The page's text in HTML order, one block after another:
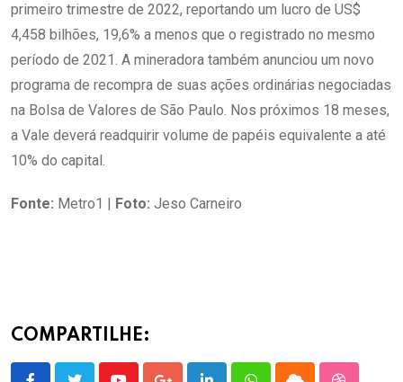
primeiro trimestre de 2022, reportando um lucro de US$
4,458 bilhões, 19,6% a menos que o registrado no mesmo
período de 2021. A mineradora também anunciou um novo
programa de recompra de suas ações ordinárias negociadas
na Bolsa de Valores de São Paulo. Nos próximos 18 meses,
a Vale deverá readquirir volume de papéis equivalente a até
10% do capital.
Fonte: Metro1 | Foto: Jeso Carneiro
COMPARTILHE: